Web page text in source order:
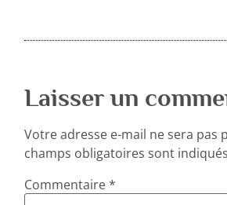
Laisser un
Votre adresse e-mail ne sera pas
champs obligatoires sont
Commentaire*